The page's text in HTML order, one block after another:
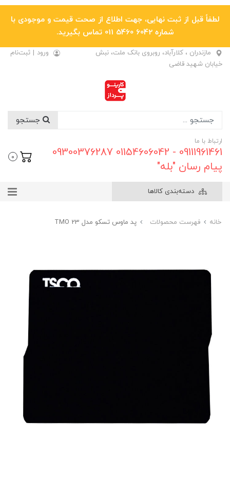
لطفاً قبل از ثبت نهایی، جهت اطلاع از صحت قیمت و موجودی با
شماره 6042 5460 011 تماس بگیرید.
مازندران ، کلارآباد، روبروی بانک ملت، نبش
خیابان شهید قاضی
ورود | ثبت‌نام
ارتباط با ما
09111961461 - 01154606042 09300376287
پیام رسان "بله"
0
دسته‌بندی کالاها
خانه فهرست محصولات پد ماوس تسکو مدل TMO 23